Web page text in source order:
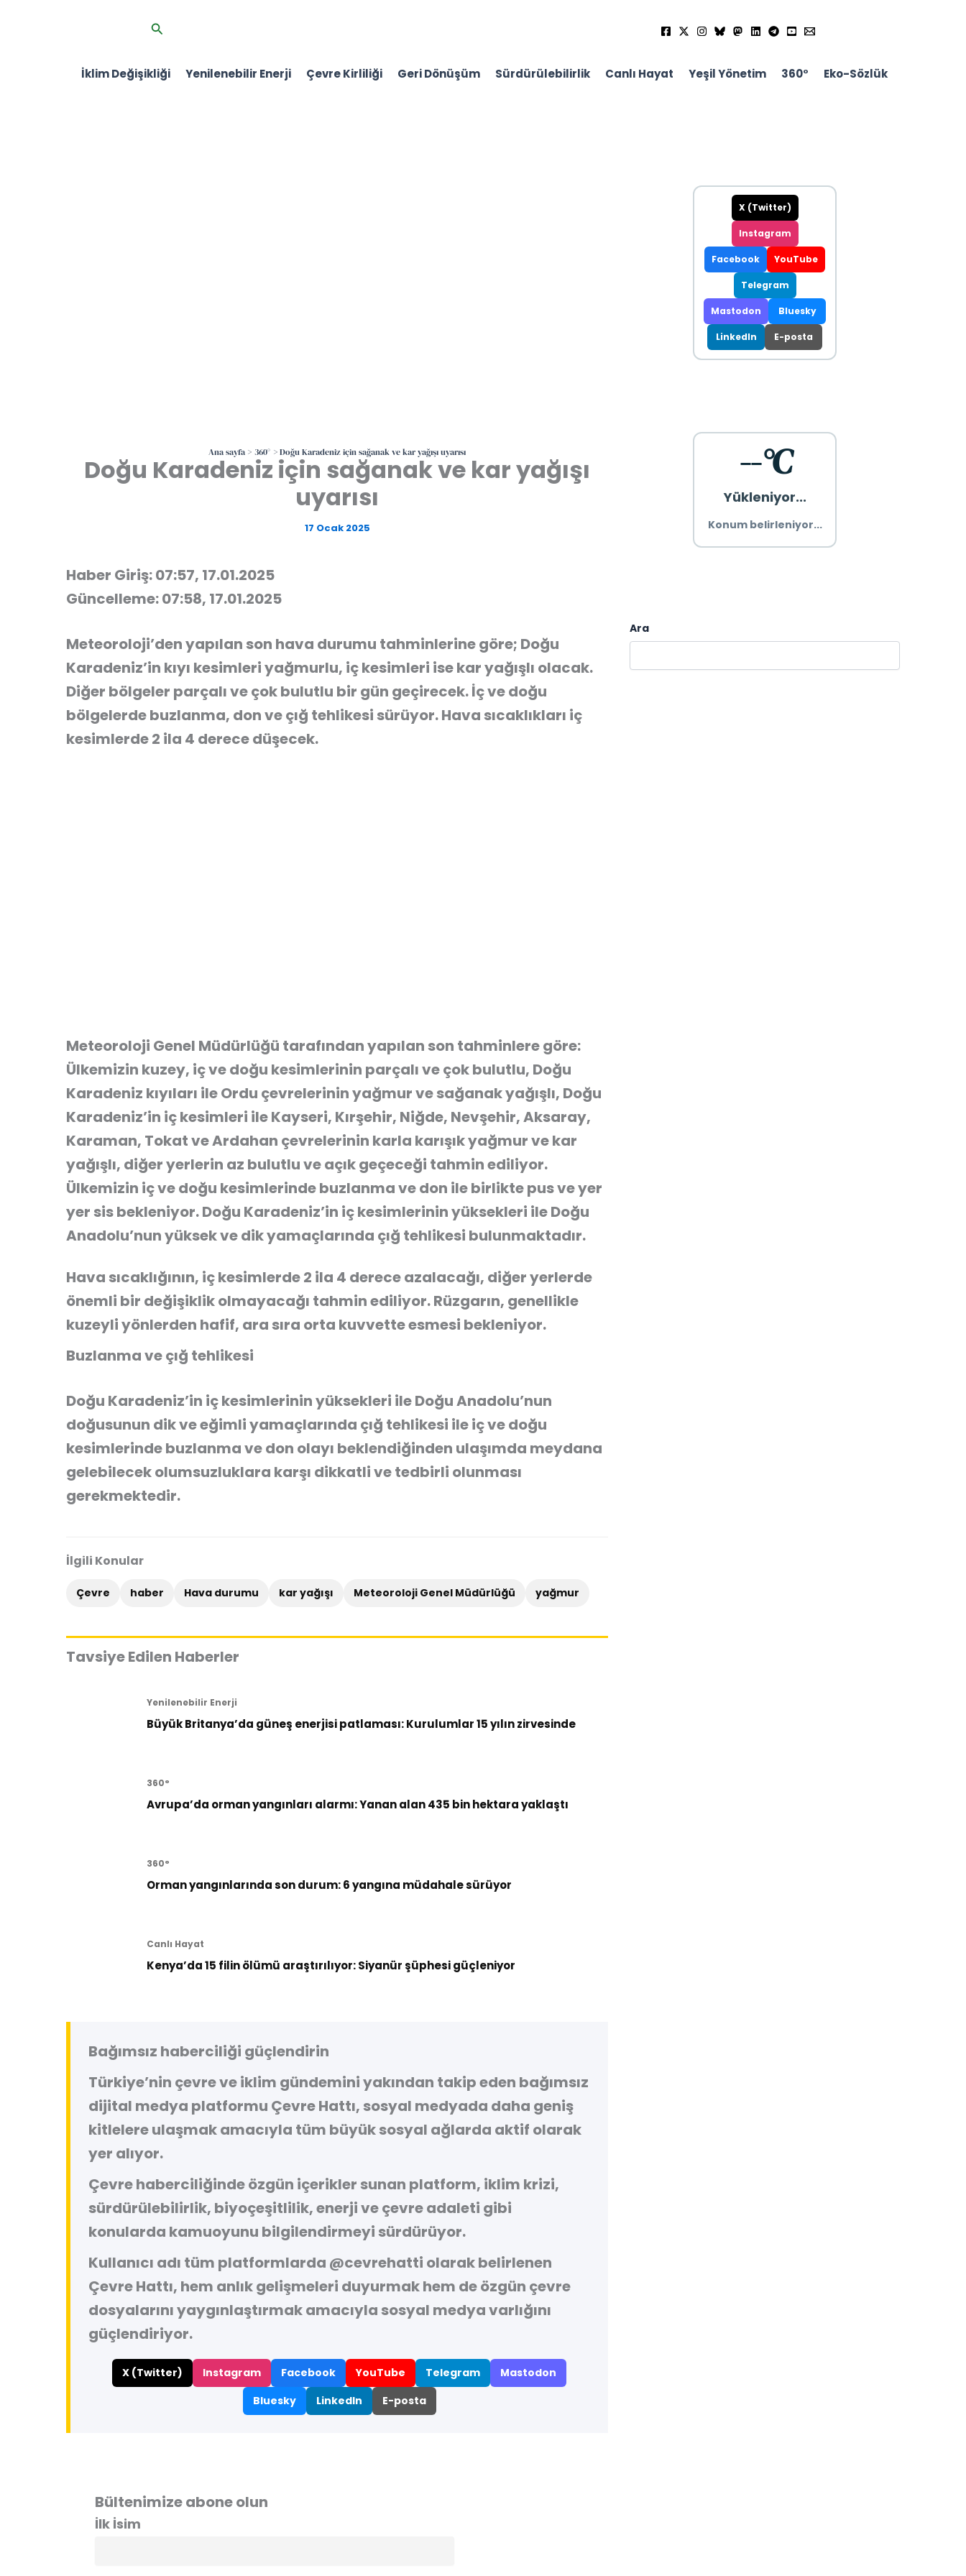
Arama
İklim Değişikliği Yenilenebilir Enerji Çevre Kirliliği Geri Dönüşüm Sürdürülebilirlik Canlı Hayat Yeşil Yönetim 360° Eko-Sözlük
Ana sayfa 360° Doğu Karadeniz için sağanak ve kar yağışı uyarısı
Doğu Karadeniz için sağanak ve kar yağışı
uyarısı
17 Ocak 2025
Haber Giriş: 07:57, 17.01.2025
Güncelleme: 07:58, 17.01.2025
Meteoroloji’den yapılan son hava durumu tahminlerine göre; Doğu
Karadeniz’in kıyı kesimleri yağmurlu, iç kesimleri ise kar yağışlı olacak.
Diğer bölgeler parçalı ve çok bulutlu bir gün geçirecek. İç ve doğu
bölgelerde buzlanma, don ve çığ tehlikesi sürüyor. Hava sıcaklıkları iç
kesimlerde 2 ila 4 derece düşecek.
Meteoroloji Genel Müdürlüğü tarafından yapılan son tahminlere göre:
Ülkemizin kuzey, iç ve doğu kesimlerinin parçalı ve çok bulutlu, Doğu
Karadeniz kıyıları ile Ordu çevrelerinin yağmur ve sağanak yağışlı, Doğu
Karadeniz’in iç kesimleri ile Kayseri, Kırşehir, Niğde, Nevşehir, Aksaray,
Karaman, Tokat ve Ardahan çevrelerinin karla karışık yağmur ve kar
yağışlı, diğer yerlerin az bulutlu ve açık geçeceği tahmin ediliyor.
Ülkemizin iç ve doğu kesimlerinde buzlanma ve don ile birlikte pus ve yer
yer sis bekleniyor. Doğu Karadeniz’in iç kesimlerinin yüksekleri ile Doğu
Anadolu’nun yüksek ve dik yamaçlarında çığ tehlikesi bulunmaktadır.
Hava sıcaklığının, iç kesimlerde 2 ila 4 derece azalacağı, diğer yerlerde
önemli bir değişiklik olmayacağı tahmin ediliyor. Rüzgarın, genellikle
kuzeyli yönlerden hafif, ara sıra orta kuvvette esmesi bekleniyor.
Buzlanma ve çığ tehlikesi
Doğu Karadeniz’in iç kesimlerinin yüksekleri ile Doğu Anadolu’nun
doğusunun dik ve eğimli yamaçlarında çığ tehlikesi ile iç ve doğu
kesimlerinde buzlanma ve don olayı beklendiğinden ulaşımda meydana
gelebilecek olumsuzluklara karşı dikkatli ve tedbirli olunması
gerekmektedir.
İlgili Konular
Çevre haber Hava durumu kar yağışı Meteoroloji Genel Müdürlüğü yağmur
Tavsiye Edilen Haberler
Yenilenebilir Enerji
Büyük Britanya’da güneş enerjisi patlaması: Kurulumlar 15 yılın zirvesinde
360°
Avrupa’da orman yangınları alarmı: Yanan alan 435 bin hektara yaklaştı
360°
Orman yangınlarında son durum: 6 yangına müdahale sürüyor
Canlı Hayat
Kenya’da 15 filin ölümü araştırılıyor: Siyanür şüphesi güçleniyor
Bağımsız haberciliği güçlendirin
Türkiye’nin çevre ve iklim gündemini yakından takip eden bağımsız
dijital medya platformu Çevre Hattı, sosyal medyada daha geniş
kitlelere ulaşmak amacıyla tüm büyük sosyal ağlarda aktif olarak
yer alıyor.
Çevre haberciliğinde özgün içerikler sunan platform, iklim krizi,
sürdürülebilirlik, biyoçeşitlilik, enerji ve çevre adaleti gibi
konularda kamuoyunu bilgilendirmeyi sürdürüyor.
Kullanıcı adı tüm platformlarda @cevrehatti olarak belirlenen
Çevre Hattı, hem anlık gelişmeleri duyurmak hem de özgün çevre
dosyalarını yaygınlaştırmak amacıyla sosyal medya varlığını
güçlendiriyor.
X (Twitter) Instagram Facebook YouTube Telegram
Mastodon
Bluesky
LinkedIn E-posta
Bültenimize abone olun
İlk İsim
X (Twitter)
Instagram
Facebook YouTube
Telegram
Mastodon Bluesky
LinkedIn E-posta
--°C
Yükleniyor...
Konum belirleniyor...
Ara